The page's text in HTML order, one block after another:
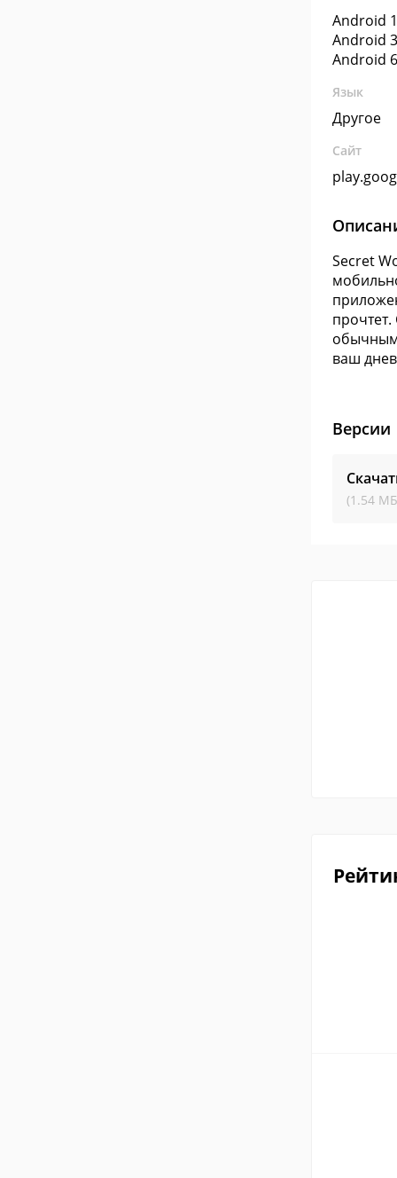
Android
Android
Android
Язык
Другое
Сайт
Secret
обычным
ваш
Версии
(1.54